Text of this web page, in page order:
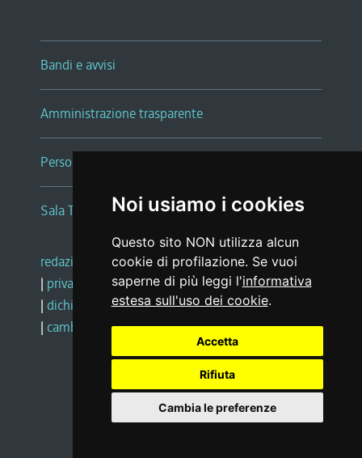
Noi usiamo i cookies
Questo sito NON utilizza alcun
cookie di profilazione. Se vuoi
saperne di più leggi l'informativa
estesa sull'uso dei cookie.
Accetta
Rifiuta
Cambia le preferenze
Bandi e avvisi
Amministrazione trasparente
Persone e Uffici
Sala Tiziano Tessitori
redazione web |note legali |glossario
| privacy
social media policy
| dichiarazione di accessibilità |feedback
| cambio preferenze cookie
Realizzato da